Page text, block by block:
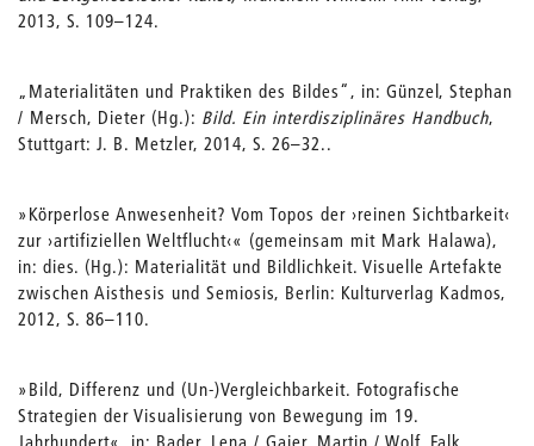
2013, S. 109–124.
„Materialitäten und Praktiken des Bildes“, in: Günzel, Stephan
/ Mersch, Dieter (Hg.): Bild. Ein interdisziplinäres Handbuch,
Stuttgart: J. B. Metzler, 2014, S. 26–32..
»Körperlose Anwesenheit? Vom Topos der ›reinen Sichtbarkeit‹
zur ›artifiziellen Weltflucht‹« (gemeinsam mit Mark Halawa),
in: dies. (Hg.): Materialität und Bildlichkeit. Visuelle Artefakte
zwischen Aisthesis und Semiosis, Berlin: Kulturverlag Kadmos,
2012, S. 86–110.
»Bild, Differenz und (Un-)Vergleichbarkeit. Fotografische
Strategien der Visualisierung von Bewegung im 19.
Jahrhundert«, in: Bader, Lena / Gaier, Martin / Wolf, Falk